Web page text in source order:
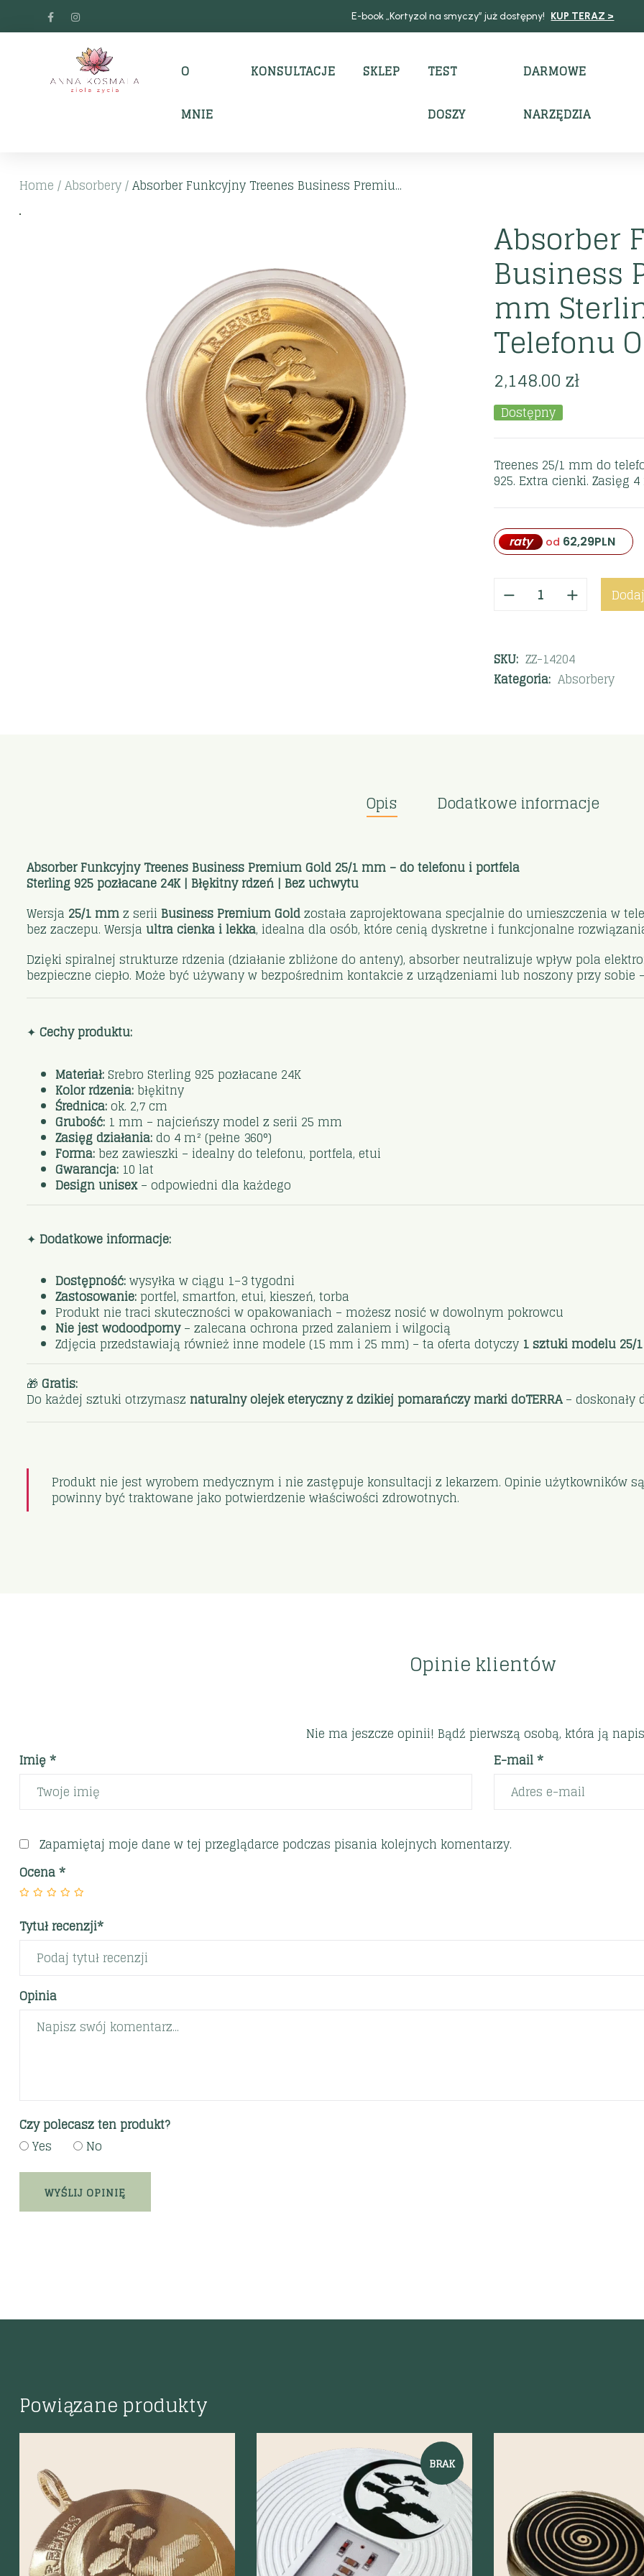
E-book „Kortyzol na smyczy” już dostępny! KUP TERAZ >
O
MNIE
KONSULTACJE SKLEP TEST
DOSZY
DARMOWE
NARZĘDZIA
Home /Absorbery/Absorber Funkcyjny Treenes Business Premiu...
Absorber
Business
mm
Telefonu
2,148.00zł
Dostępny
Treenes 25/1 mm do
925. Extra cienki. Zasięg
raty od 62,29PLN
SKU: ZZ-14204
Kategoria: Absorbery
Opis Dodatkowe informacje
Absorber Funkcyjny Treenes Business Premium Gold 25/1 mm – do telefonu i portfela
Sterling 925 pozłacane 24K | Błękitny rdzeń | Bez uchwytu
Wersja 25/1 mmz serii Business Premium Goldzostała zaprojektowana specjalnie do umieszczenia w
bez zaczepu. Wersja ultra cienka i lekka, idealna dla osób, które cenią dyskretne i funkcjonalne
Dzięki spiralnej strukturze rdzenia (działanie zbliżone do anteny), absorber neutralizuje wpływ pola
bezpieczne ciepło. Może być używany w bezpośrednim kontakcie z urządzeniami lub noszony przy
✦ Cechy produktu:
Materiał:Srebro Sterling 925 pozłacane 24K
Kolor rdzenia: błękitny
Średnica:ok. 2,7 cm
Grubość: 1 mm – najcieńszy model z serii 25 mm
Zasięg działania:do 4 m² (pełne 360°)
Forma: bez zawieszki – idealny do telefonu, portfela, etui
Gwarancja: 10 lat
Design unisex– odpowiedni dla każdego
✦ Dodatkowe informacje:
Dostępność:wysyłka w ciągu 1–3 tygodni
Zastosowanie:portfel, smartfon, etui, kieszeń, torba
Produkt nie traci skuteczności w opakowaniach – możesz nosić w dowolnym pokrowcu
Nie jest wodoodporny– zalecana ochrona przed zalaniem i wilgocią
Zdjęcia przedstawiają również inne modele (15 mm i 25 mm) – ta oferta dotyczy 1 sztuki modelu 25/
🎁 Gratis:
Do każdej sztuki otrzymasz naturalny olejek eteryczny z dzikiej pomarańczy marki doTERRA– doskonały
Produkt nie jest wyrobem medycznym i nie zastępuje konsultacji z lekarzem. Opinie użytkowników
powinny być traktowane jako potwierdzenie właściwości zdrowotnych.
Opinie klientów
Nie ma jeszcze opinii! Bądź pierwszą osobą, która ją
Imię *
E-mail *
Zapamiętaj moje dane w tej przeglądarce podczas pisania kolejnych komentarzy.
Ocena*
Tytuł recenzji*
Opinia
Czy polecasz ten produkt?
Yes
No
Powiązane produkty
BRAK